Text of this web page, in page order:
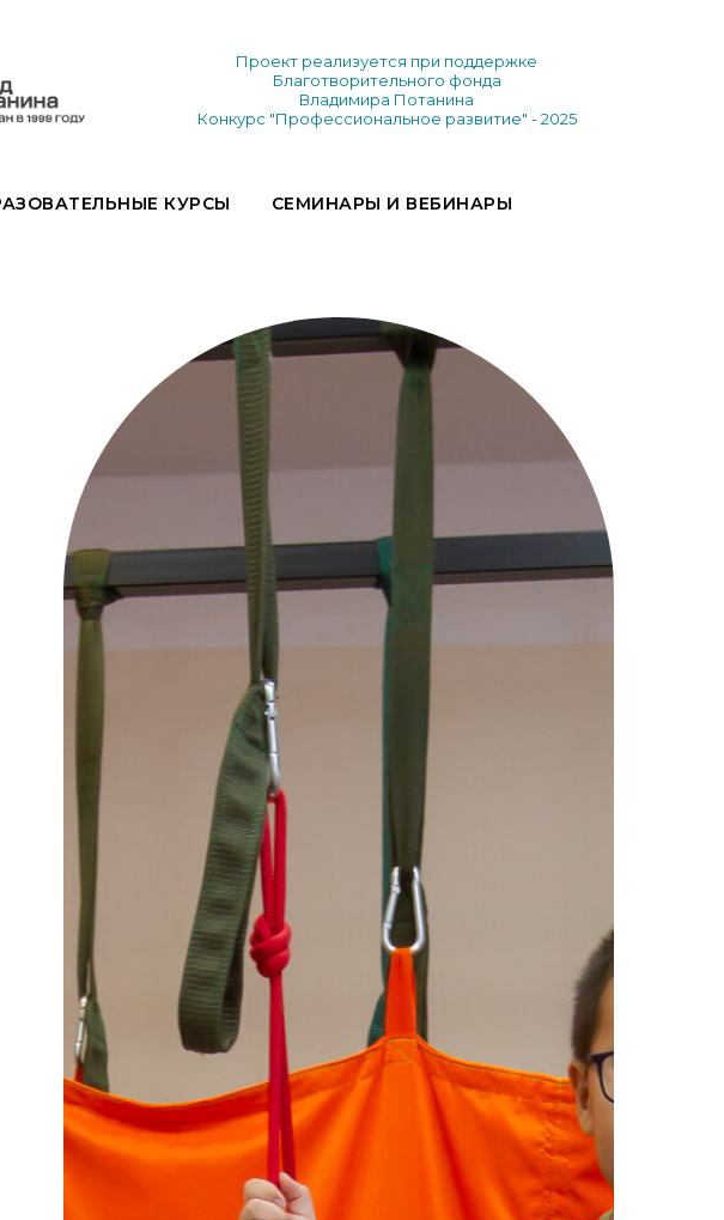
Проект реализуется при поддержке
Благотворительного фонда
Владимира Потанина
Конкурс "Профессиональное развитие" - 2025
КУРСЫ СЕМИНАРЫ И ВЕБИНАРЫ